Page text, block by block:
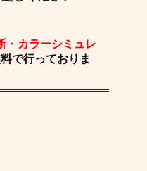
・カラーシミュレ
で行っておりま